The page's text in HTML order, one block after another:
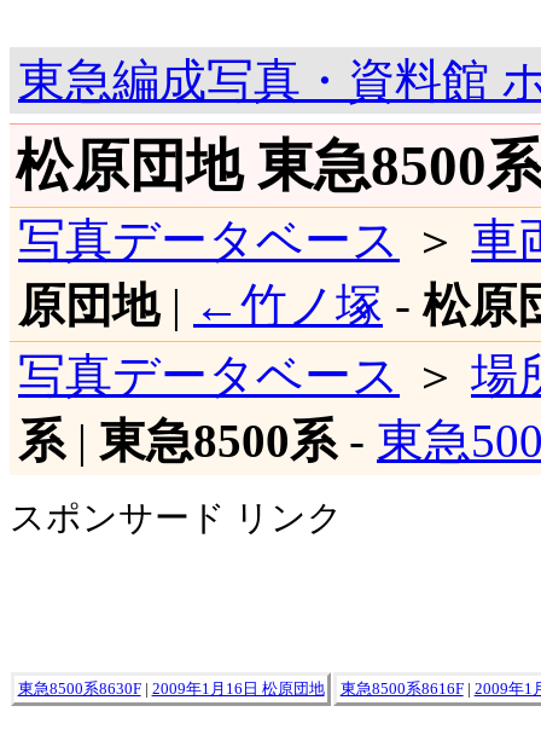
東急編成写真・資料館
松原団地 東急8500
写真データベース ＞ 車
原団地| ←竹ノ塚 - 松原
写真データベース
＞ 場
系| 東急8500系- 東急
スポンサード リンク
東急8500系8630F| 2009年1月16日 松原団地 東急8500系8616F| 2009年1